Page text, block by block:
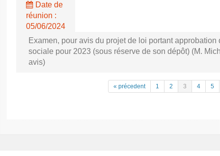
Date de
réunion :
05/06/2024
Examen, pour avis du projet de loi portant
sociale pour 2023 (sous réserve de son dépôt) (M.
avis)
« précedent 1 2 3 4 5